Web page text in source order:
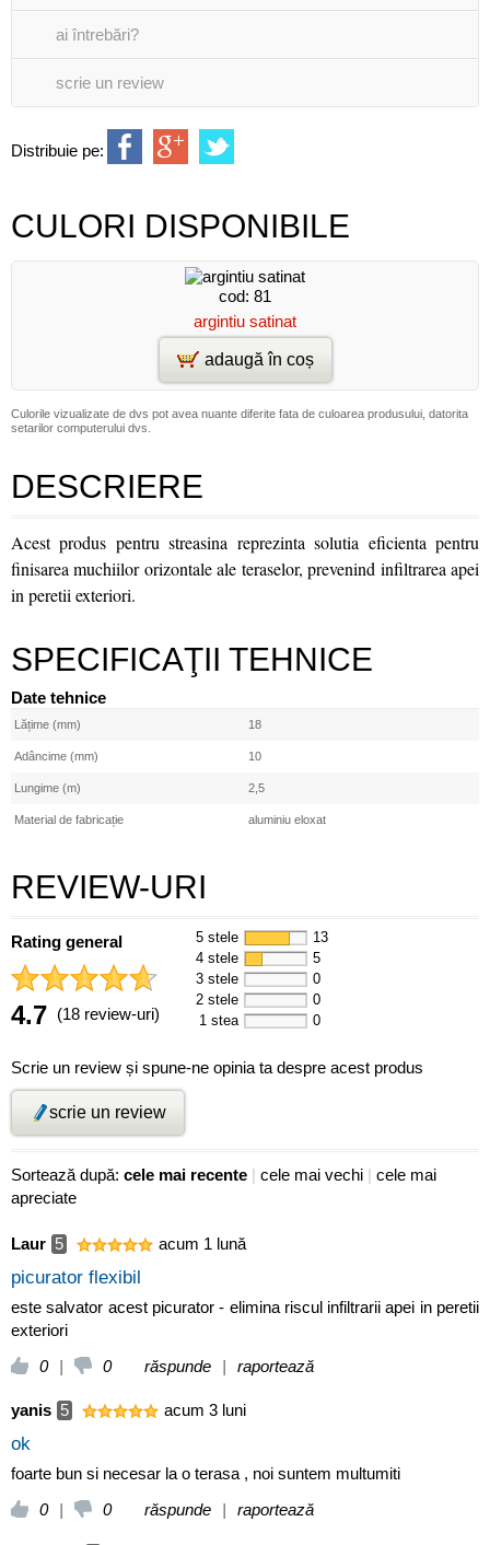
ai întrebări?
scrie un review
Distribuie pe:
CULORI DISPONIBILE
cod: 81
argintiu satinat
adaugă în coș
Culorile vizualizate de dvs pot avea nuante diferite fata de culoarea produsului, datorita
setarilor computerului dvs.
DESCRIERE
Acest produs pentru streasina reprezinta solutia eficienta pentru
finisarea muchiilor orizontale ale teraselor, prevenind infiltrarea apei
in peretii exteriori.
SPECIFICAŢII TEHNICE
Date tehnice
Lățime (mm) 18
Adâncime (mm) 10
Lungime (m) 2,5
Material de fabricație aluminiu eloxat
REVIEW-URI
Rating general
4.7 (18 review-uri)
5 stele
13
4 stele
5
3 stele
0
2 stele
0
1 stea
0
Scrie un review și spune-ne opinia ta despre acest produs
scrie un review
Sortează după: cele mai recente | cele mai vechi | cele mai
apreciate
Laur 5 acum 1 lună
picurator flexibil
este salvator acest picurator - elimina riscul infiltrarii apei in peretii
exteriori
0
| 0 răspunde | raportează
yanis 5 acum 3 luni
ok
foarte bun si necesar la o terasa , noi suntem multumiti
0
| 0 răspunde | raportează